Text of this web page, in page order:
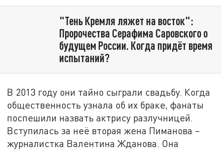
"Тень Кремля ляжет на восток":
Пророчества Серафима Саровского о
будущем России. Когда придёт время
испытаний?
В 2013 году они тайно сыграли свадьбу. Когда
общественность узнала об их браке, фанаты
поспешили назвать актрису разлучницей.
Вступилась за неё вторая жена Пиманова –
журналистка Валентина Жданова. Она